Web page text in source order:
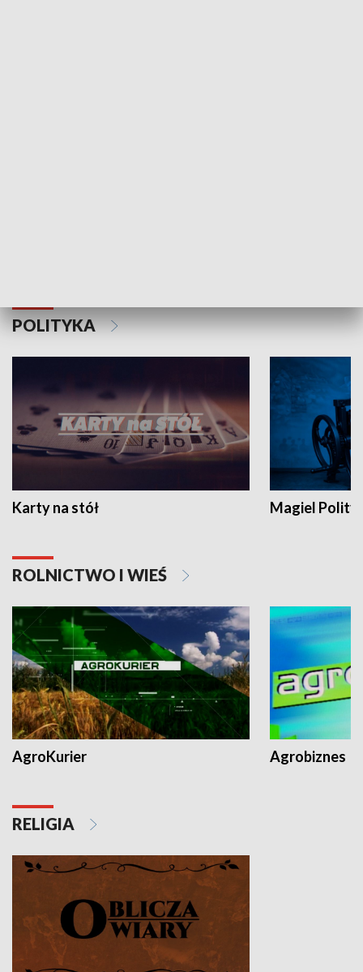
POLITYKA
Karty na stół Magiel
ROLNICTWO I WIEŚ
AgroKurier Agrobiznes
RELIGIA